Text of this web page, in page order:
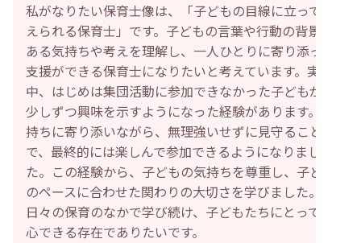
私がなりたい保育士像は、「子どもの目線に立って考
えられる保育士」です。子どもの言葉や行動の背景に
ある気持ちや考えを理解し、一人ひとりに寄り添った
支援ができる保育士になりたいと考えています。実習
中、はじめは集団活動に参加できなかった子どもが、
少しずつ興味を示すようになった経験があります。気
持ちに寄り添いながら、無理強いせずに見守ること
で、最終的には楽しんで参加できるようになりまし
た。この経験から、子どもの気持ちを尊重し、子ども
のペースに合わせた関わりの大切さを学びました。
日々の保育のなかで学び続け、子どもたちにとって安
心できる存在でありたいです。